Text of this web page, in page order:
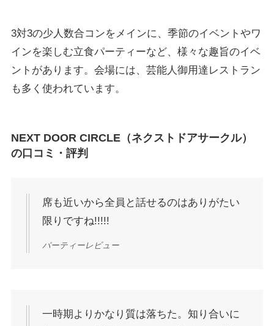
3対3の少人数合コンをメインに、季節のイベントやワ
インを楽しむ立食パーティーなど、様々な趣旨のイベ
ントがあります。会場には、芸能人御用達レストラン
も多く使われています。
NEXT DOOR CIRCLE（ネクストドアサークル）
の口コミ・評判
席も近いから全員と話せるのはありがたい
限りですね!!!!!
パーティーレビュー
一時期よりかなり質は落ちた。知り合いに